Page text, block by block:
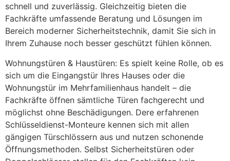
schnell und zuverlässig. Gleichzeitig bieten die
Fachkräfte umfassende Beratung und Lösungen im
Bereich moderner Sicherheitstechnik, damit Sie sich in
Ihrem Zuhause noch besser geschützt fühlen können.
Wohnungstüren & Haustüren: Es spielt keine Rolle, ob es
sich um die Eingangstür Ihres Hauses oder die
Wohnungstür im Mehrfamilienhaus handelt – die
Fachkräfte öffnen sämtliche Türen fachgerecht und
möglichst ohne Beschädigungen. Dere erfahrenen
Schlüsseldienst-Monteure kennen sich mit allen
gängigen Türschlössern aus und nutzen schonende
Öffnungsmethoden. Selbst Sicherheitstüren oder